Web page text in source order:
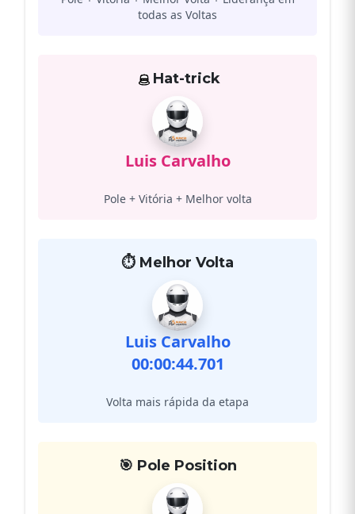
todas as Voltas
Hat-trick
Luis Carvalho
Pole + Vitória + Melhor volta
⏱️ Melhor Volta
Luis Carvalho
00:00:44.701
Volta mais rápida da etapa
🎯 Pole Position